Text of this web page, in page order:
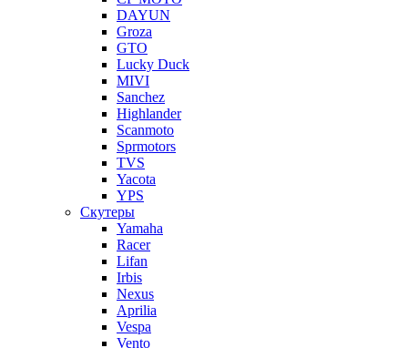
DAYUN
Groza
GTO
Lucky Duck
MIVI
Sanchez
Highlander
Scanmoto
Sprmotors
TVS
Yacota
YPS
Скутеры
Yamaha
Racer
Lifan
Irbis
Nexus
Aprilia
Vespa
Vento